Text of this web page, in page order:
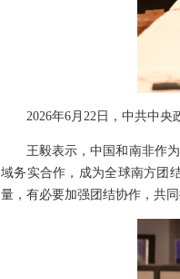
2026年6月22日，中共中
王毅表示，中国和南非作
域务实合作，成为全球南方团
量，有必要加强团结协作，共